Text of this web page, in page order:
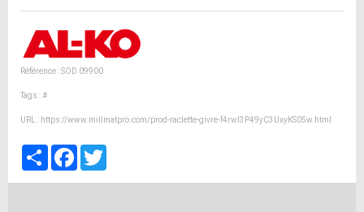
Référence : SOD 09900
Tags :#
URL : https://www.millmatpro.com/prod-raclette-givre-f4rwI3P49yC3UxyKS05w.html
PartagerFacebook